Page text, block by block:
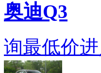
奥迪Q3
询最低价